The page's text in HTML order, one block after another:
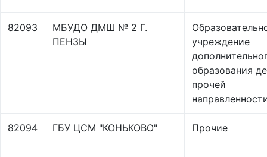
82093
МБУДО ДМШ № 2 Г.
ПЕНЗЫ
учреждение
образования
прочей
82094 ГБУ ЦСМ "КОНЬКОВО" Прочие